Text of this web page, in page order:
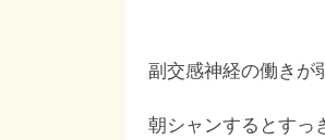
副交感神経の働きが
朝シャンするとすっ